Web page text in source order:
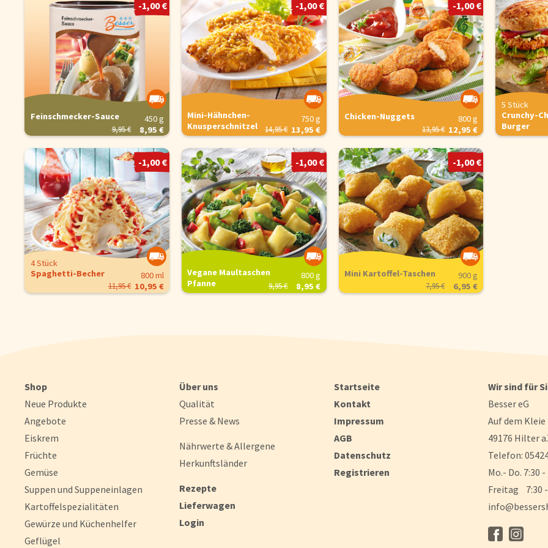
-1,00 €
Feinschmecker-Sauce
450 g
8,95 €
9,95 €
-1,00 €
Mini-Hähnchen-
Knusperschnitzel
750 g
13,95 €
14,95 €
-1,00 €
Chicken-Nuggets
800 g
12,95 €
13,95 €
5 Stück
Crunchy-
Burger
-1,00 €
4 Stück
Spaghetti-Becher
800 ml
10,95 €
11,95 €
-1,00 €
Vegane Maultaschen
Pfanne
800 g
8,95 €
9,95 €
-1,00 €
Mini Kartoffel-Taschen
900 g
6,95 €
7,95 €
Shop
Neue Produkte
Angebote
Eiskrem
Früchte
Gemüse
Suppen und Suppeneinlagen
Kartoffelspezialitäten
Gewürze und Küchenhelfer
Geflügel
Über uns
Qualität
Presse & News
Nährwerte & Allergene
Herkunftsländer
Rezepte
Lieferwagen
Login
Startseite
Kontakt
Impressum
AGB
Datenschutz
Registrieren
Wir sind für
Besser eG
Auf dem Kleie
49176 Hilter
Telefon:
Mo.- Do. 7:30
Freitag 7:30 -
Cookie-Hinweis
Um unsere Webseiten für Sie optimal zu gestalten und fortlaufend zu verbessern, sowie zur
für unsere Chat-Funktion verwenden wir Cookies. Durch Bestätigen des Buttons 'Alle akzeptieren'
Verwendung zu. Über den Button 'Konfigurieren' können Sie auswählen, welche Cookies Sie
Informationen erhalten Sie in unsererDatenschutzerklärung.
Konfigurieren